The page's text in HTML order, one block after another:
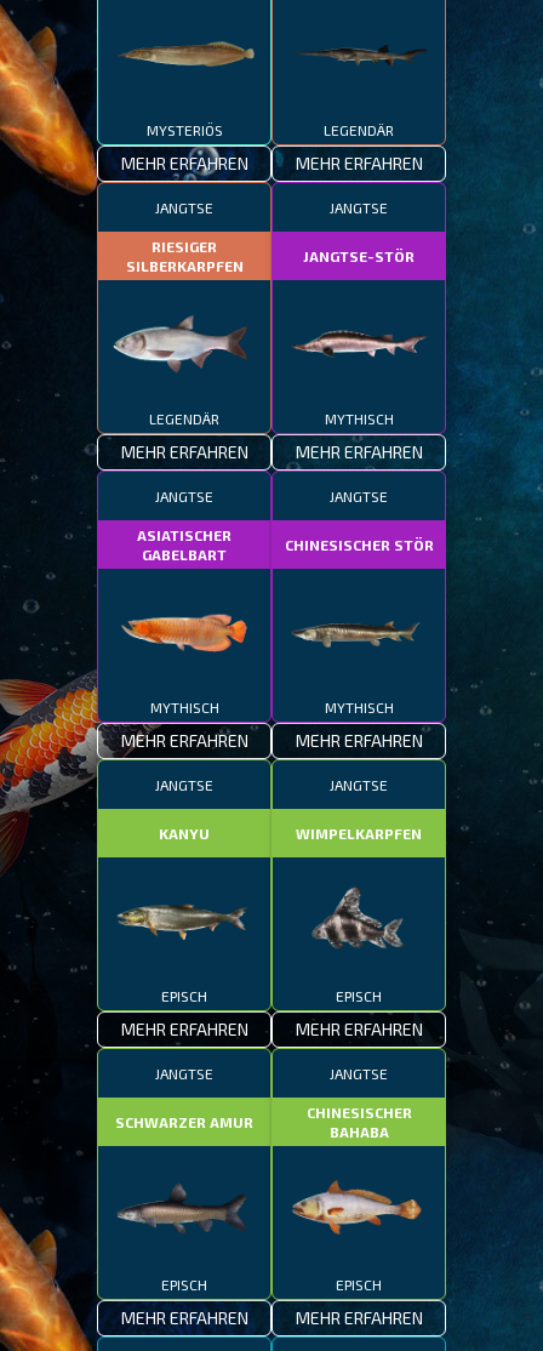
MYSTERIÖS
MEHR ERFAHREN
LEGENDÄR
MEHR ERFAHREN
JANGTSE
RIESIGER
SILBERKARPFEN
LEGENDÄR
MEHR ERFAHREN
JANGTSE
JANGTSE-STÖR
MYTHISCH
MEHR ERFAHREN
JANGTSE
ASIATISCHER
GABELBART
MYTHISCH
MEHR ERFAHREN
JANGTSE
CHINESISCHER STÖR
MYTHISCH
MEHR ERFAHREN
JANGTSE
KANYU
EPISCH
MEHR ERFAHREN
JANGTSE
WIMPELKARPFEN
EPISCH
MEHR ERFAHREN
JANGTSE
SCHWARZER AMUR
EPISCH
MEHR ERFAHREN
JANGTSE
CHINESISCHER
BAHABA
EPISCH
MEHR ERFAHREN